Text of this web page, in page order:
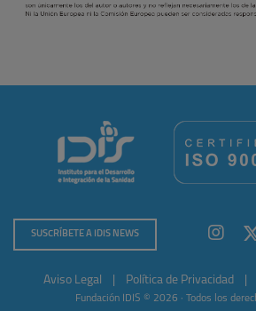
SUSCRÍBETE A IDIS NEWS
Aviso Legal Política de Privacidad
Fundación IDIS © 2026 · Todos los